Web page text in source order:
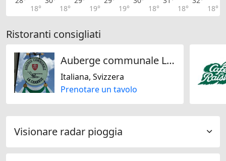
18°
18°
19°
19°
18°
18°
18°
Ristoranti consigliati
Auberge communale La Charrue
Italiana, Svizzera
Prenotare un tavolo
Visionare radar pioggia